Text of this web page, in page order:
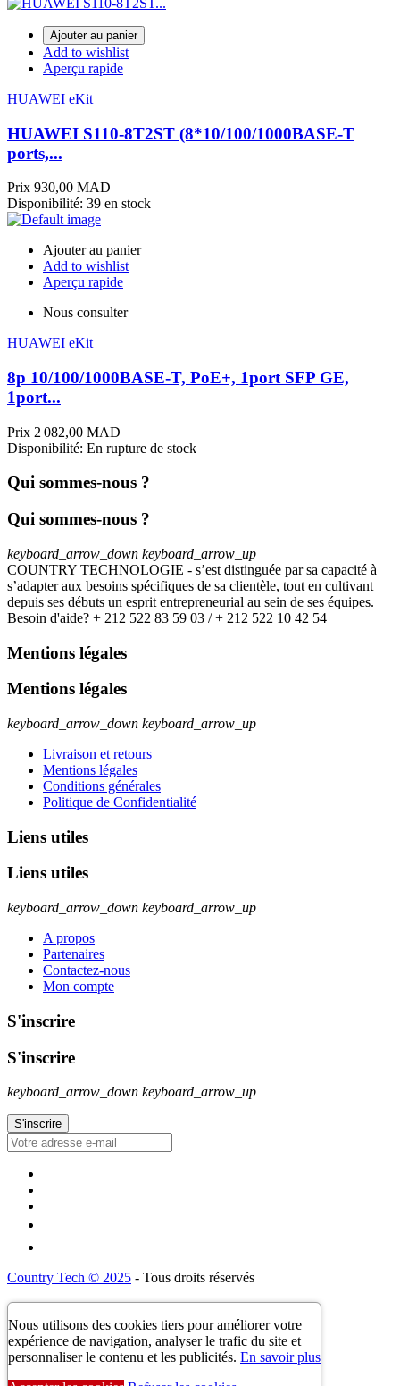
Ajouter au panier
Add to wishlist
Aperçu rapide
HUAWEI eKit
HUAWEI S110-8T2ST (8*10/100/1000BASE-T
ports,...
Prix 930,00 MAD
Disponibilité: 39 en stock
Ajouter au panier
Add to wishlist
Aperçu rapide
Nous consulter
HUAWEI eKit
8p 10/100/1000BASE-T, PoE+, 1port SFP GE,
1port...
Prix 2 082,00 MAD
Disponibilité: En rupture de stock
Qui sommes-nous ?
Qui sommes-nous ?
keyboard_arrow_down keyboard_arrow_up
COUNTRY TECHNOLOGIE - s’est distinguée par sa capacité à
s’adapter aux besoins spécifiques de sa clientèle, tout en cultivant
depuis ses débuts un esprit entrepreneurial au sein de ses équipes.
Besoin d'aide? + 212 522 83 59 03 / + 212 522 10 42 54
Mentions légales
Mentions légales
keyboard_arrow_down keyboard_arrow_up
Livraison et retours
Mentions légales
Conditions générales
Politique de Confidentialité
Liens utiles
Liens utiles
keyboard_arrow_down keyboard_arrow_up
A propos
Partenaires
Contactez-nous
Mon compte
S'inscrire
S'inscrire
keyboard_arrow_down keyboard_arrow_up
Country Tech © 2025 - Tous droits réservés
Nous utilisons des cookies tiers pour améliorer votre
expérience de navigation, analyser le trafic du site et
personnaliser le contenu et les publicités. En savoir plus